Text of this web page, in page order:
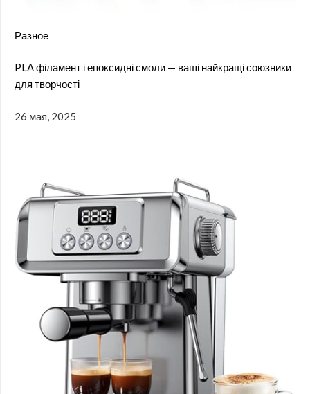
Разное
PLA філамент і епоксидні смоли — ваші найкращі союзники
для творчості
26 мая, 2025